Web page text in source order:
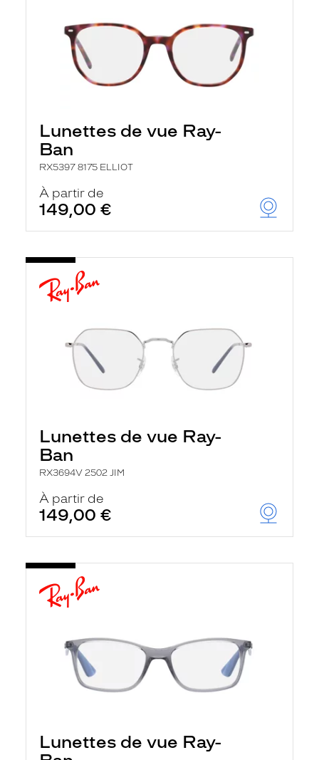
Lunettes de vue Ray-
Ban
RX5397 8175 ELLIOT
À partir de
149,00 €
Lunettes de vue Ray-
Ban
RX3694V 2502 JIM
À partir de
149,00 €
Lunettes de vue Ray-